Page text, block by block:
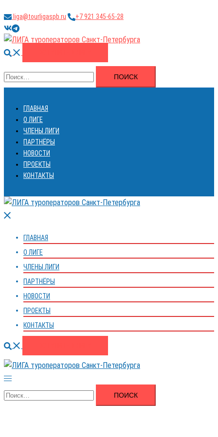
к
содержимому
liga@tourligaspb.ru
+7 921 345-65-28
https://vk.com/ligatourspb
https://t.me/tourligaspb
Поиск
Найти:
ГЛАВНАЯ
О ЛИГЕ
ЧЛЕНЫ ЛИГИ
ПАРТНЁРЫ
НОВОСТИ
ПРОЕКТЫ
КОНТАКТЫ
Закрыть
ГЛАВНАЯ
О ЛИГЕ
ЧЛЕНЫ ЛИГИ
ПАРТНЁРЫ
НОВОСТИ
ПРОЕКТЫ
КОНТАКТЫ
Поиск
Переключатель
меню
Найти: